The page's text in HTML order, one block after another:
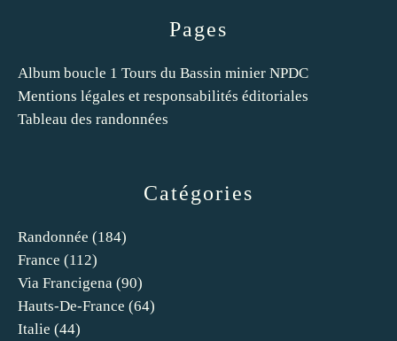
Catégories
Randonnée (184)
France (112)
Via Francigena (90)
Hauts-De-France (64)
Italie (44)
Pages
Album boucle 1 Tours du Bassin minier NPDC
Mentions légales et responsabilités éditoriales
Tableau des randonnées